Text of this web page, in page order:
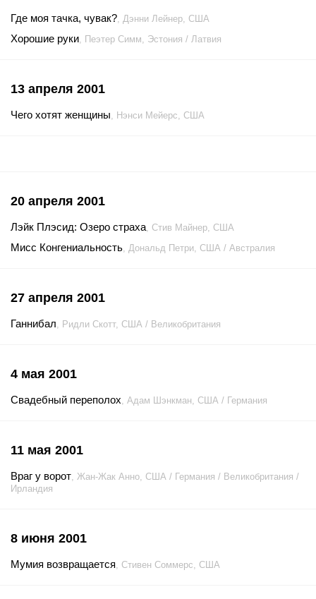
Где моя тачка, чувак?, Дэнни Лейнер, США
Хорошие руки, Пеэтер Симм, Эстония / Латвия
13 апреля 2001
Чего хотят женщины, Нэнси Мейерс, США
20 апреля 2001
Лэйк Плэсид: Озеро страха, Стив Майнер, США
Мисс Конгениальность, Дональд Петри, США / Австралия
27 апреля 2001
Ганнибал, Ридли Скотт, США / Великобритания
4 мая 2001
Свадебный переполох, Адам Шэнкман, США / Германия
11 мая 2001
Враг у ворот, Жан-Жак Анно, США / Германия / Великобритания /
Ирландия
8 июня 2001
Мумия возвращается, Стивен Соммерс, США